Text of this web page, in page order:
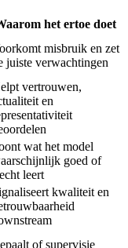
het ertoe doet
misbruik en zet
juiste verwachtingen
vertrouwen,
en
wat het model
goed of
leert
kwaliteit en
of supervisie